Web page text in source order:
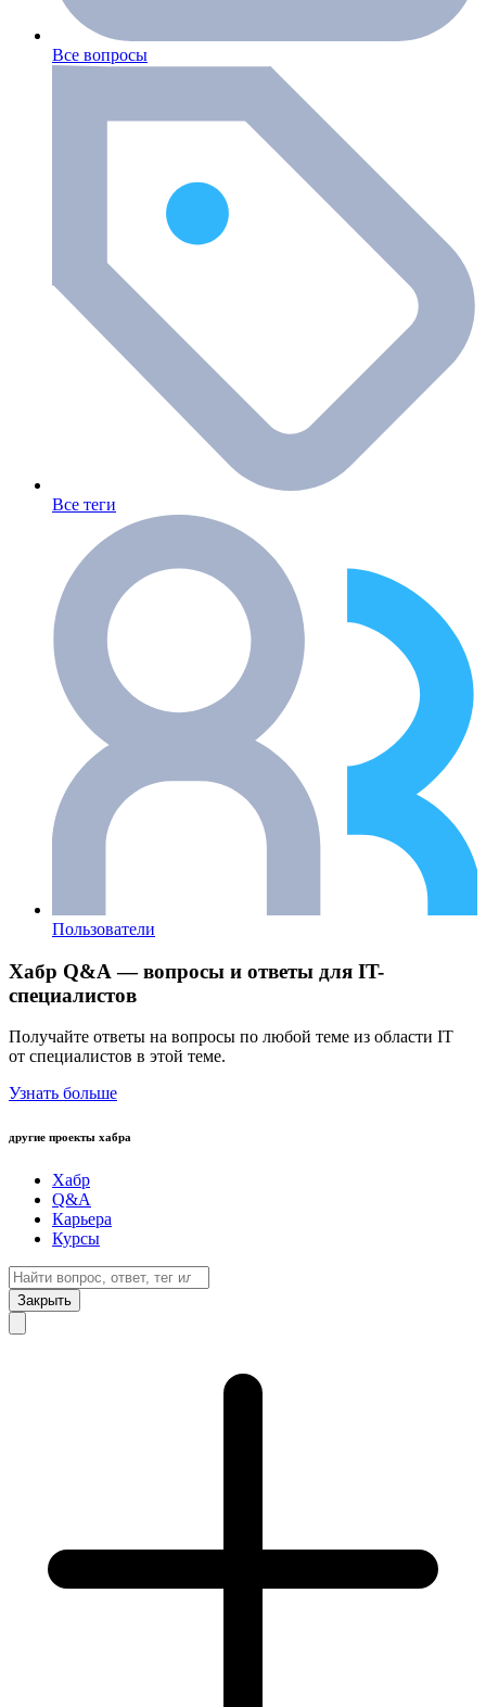
Все вопросы
Все теги
Пользователи
Хабр Q&A — вопросы и ответы для IT-
специалистов
Получайте ответы на вопросы по любой теме из области IT
от специалистов в этой теме.
Узнать больше
другие проекты хабра
Хабр
Q&A
Карьера
Курсы
Закрыть